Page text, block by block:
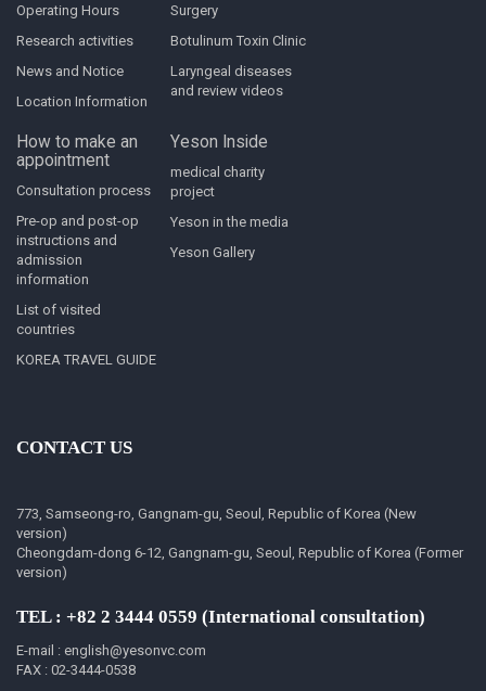
Operating Hours
Research activities
News and Notice
Location Information
Surgery
Botulinum Toxin Clinic
Laryngeal diseases
and review videos
How to make an
appointment
Consultation process
Pre-op and post-op
instructions and
admission
information
List of visited
countries
KOREA TRAVEL GUIDE
Yeson Inside
medical charity
project
Yeson in the media
Yeson Gallery
CONTACT US
773, Samseong-ro, Gangnam-gu, Seoul, Republic of Korea (New
version)
Cheongdam-dong 6-12, Gangnam-gu, Seoul, Republic of Korea (Former
version)
TEL : +82 2 3444 0559 (International consultation)
E-mail : english@yesonvc.com
FAX : 02-3444-0538